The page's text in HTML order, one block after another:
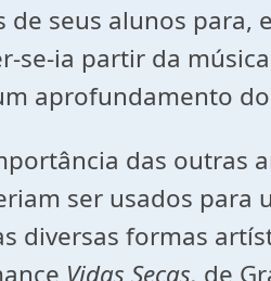
seus alunos para,
ia partir da
aprofundamento
das outras
ser usados
diversas formas
Vidas Secas, de